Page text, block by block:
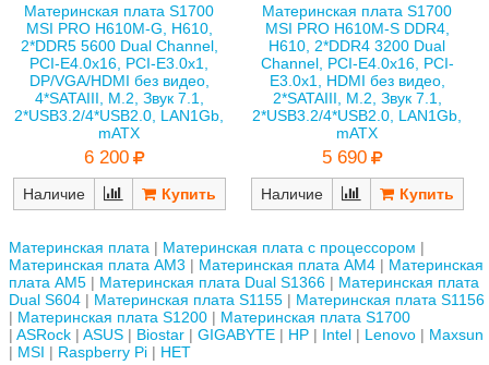
Материнская плата S1700
MSI PRO H610M-G, H610,
2*DDR5 5600 Dual Channel,
PCI-E4.0x16, PCI-E3.0x1,
DP/VGA/HDMI без видео,
4*SATAIII, M.2, Звук 7.1,
2*USB3.2/4*USB2.0, LAN1Gb,
mATX
6 200
Наличие
Материнская плата S1700
MSI PRO H610M-S DDR4,
H610, 2*DDR4 3200 Dual
Channel, PCI-E4.0x16, PCI-
E3.0x1, HDMI без видео,
2*SATAIII, M.2, Звук 7.1,
2*USB3.2/4*USB2.0, LAN1Gb,
mATX
5 690
Наличие
Материнская плата
Материнская плата с процессором
Материнская плата AM3
Материнская плата AM4
Материнская
плата AM5
Материнская плата Dual S1366
Материнская плата
Dual S604
Материнская плата S1155
Материнская плата S1156
Материнская плата S1200
Материнская плата S1700
ASRock
ASUS Biostar GIGABYTE HP Intel Lenovo
Maxsun
MSI
Raspberry Pi НЕТ